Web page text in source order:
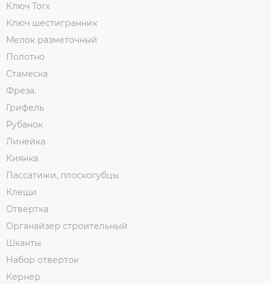
Ключ Torx
Ключ шестигранник
Мелок разметочный
Полотно
Стамеска
Фреза.
Грифель
Рубанок
Линейка
Киянка
Пассатижи, плоскогубцы
Клещи
Отвертка
Органайзер строительный
Шканты
Набор отверток
Кернер